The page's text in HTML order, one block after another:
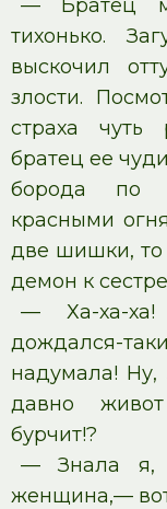
— Братец
тихонько.
выскочил
злости.
страха чуть
братец ее
борода по
красными
две шишки, то
демон к
— Ха-ха-
дождался-
надумала!
давно
бурчит!?
— Знала я,
женщина,—